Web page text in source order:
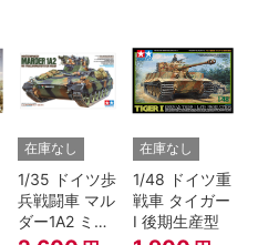
在庫なし
1/35 ドイツ歩
兵戦闘車 マル
ダー1A2 ミラ
在庫なし
1/48 ドイツ重
戦車 タイガー
I 後期生産型